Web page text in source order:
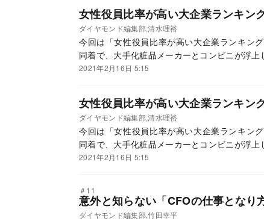
女性役員比率が高い大企業ランキン
ダイヤモンド編集部,清水理裕
今回は「女性役員比率が高い大企業ランキン
同着で、大手化粧品メーカーとコンビニが浮上
2021年2月16日 5:15
女性役員比率が高い大企業ランキン
ダイヤモンド編集部,清水理裕
今回は「女性役員比率が高い大企業ランキン
同着で、大手化粧品メーカーとコンビニが浮上
2021年2月16日 5:15
＃11
意外と知らない「CFOの仕事となり
ダイヤモンド編集部,竹田幸平